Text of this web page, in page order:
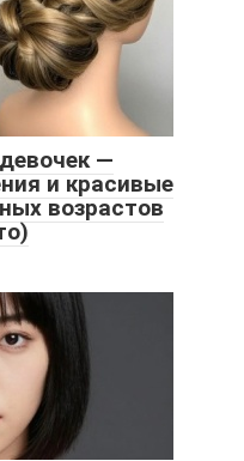
—
и красивые
возрастов